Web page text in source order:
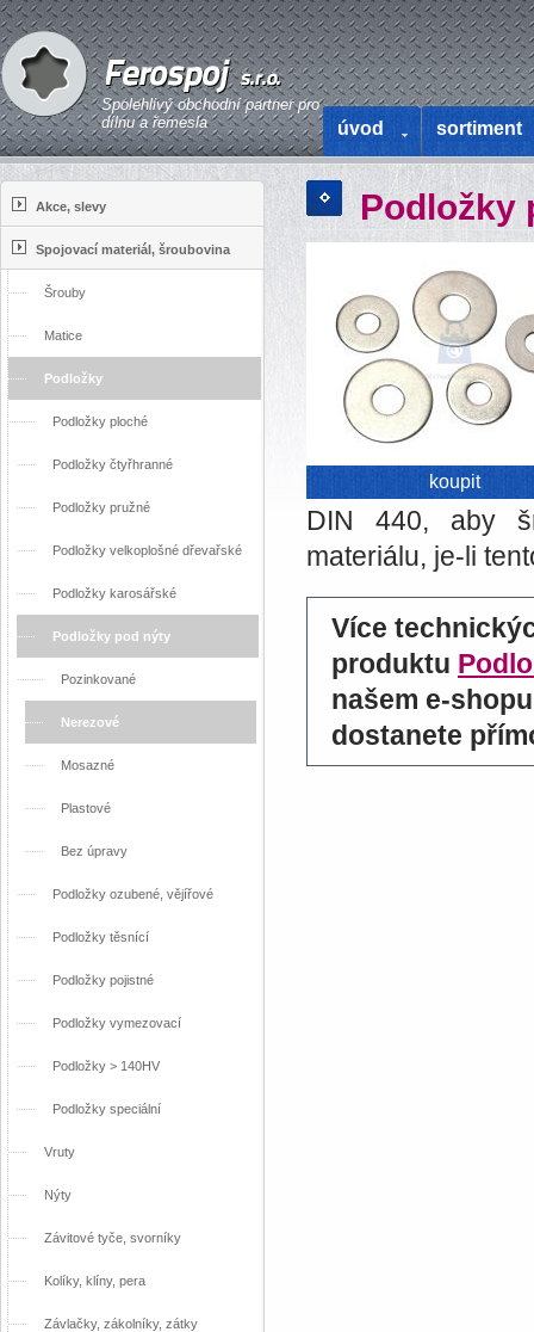
Spolehlivý obchodní partner pro
dílnu a řemesla
úvod sortiment
Podložky
koupit
DIN 440, aby
materiálu, je-li
Více
produktu
našem e-
dostanete
Akce, slevy
Spojovací materiál, šroubovina
Šrouby
Matice
Podložky
Podložky ploché
Podložky čtyřhranné
Podložky pružné
Podložky velkoplošné dřevařské
Podložky karosářské
Podložky pod nýty
Pozinkované
Nerezové
Mosazné
Plastové
Bez úpravy
Podložky ozubené, vějířové
Podložky těsnící
Podložky pojistné
Podložky vymezovací
Podložky > 140HV
Podložky speciální
Vruty
Nýty
Závitové tyče, svorníky
Kolíky, klíny, pera
Závlačky, zákolníky, zátky